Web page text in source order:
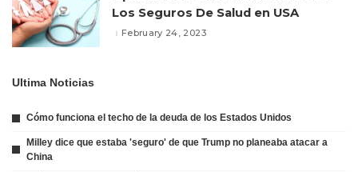
Los Seguros De Salud en USA
February 24, 2023
Ultima Noticias
Cómo funciona el techo de la deuda de los Estados Unidos
Milley dice que estaba 'seguro' de que Trump no planeaba atacar a
China